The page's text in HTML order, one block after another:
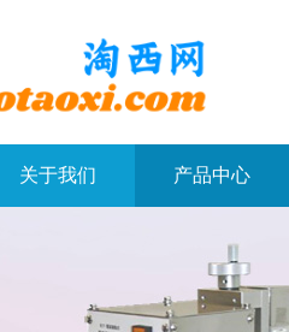
关于我们 产品中心